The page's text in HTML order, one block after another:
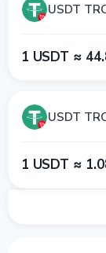
USDT
1 USDT ≈
USDT
1 USDT ≈